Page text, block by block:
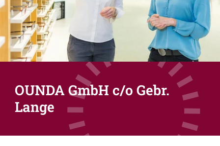
OUNDA GmbH c/o Gebr.
Lange